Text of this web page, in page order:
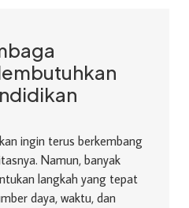
ingin terus berkembang
Namun, banyak
langkah yang tepat
daya, waktu, dan